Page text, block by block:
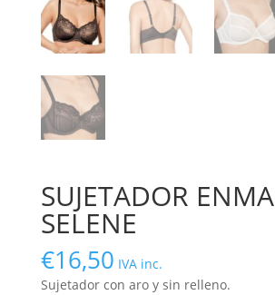
SUJETADOR ENMA
SELENE
€16,50 IVA inc.
Sujetador con aro y sin relleno.